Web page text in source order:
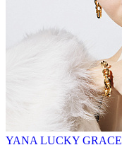
YANA LUCKY GRACE